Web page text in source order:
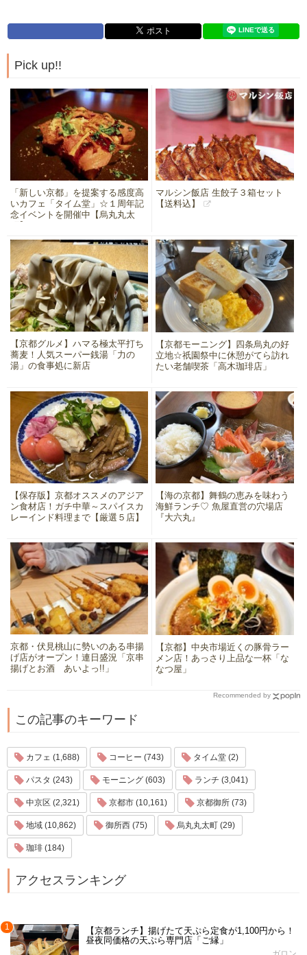
Pick up!!
「新しい京都」を提案する感度高
いカフェ「タイム堂」☆１周年記
念イベントを開催中【烏丸丸太
町】
マルシン飯店 生餃子３箱セット
【送料込】
【京都グルメ】ハマる極太平打ち
蕎麦！人気スーパー銭湯「力の
湯」の食事処に新店
【京都モーニング】四条烏丸の好
立地☆祇園祭中に休憩がてら訪れ
たい老舗喫茶「高木珈琲店」
【保存版】京都オススメのアジア
ン食材店！ガチ中華～スパイスカ
レーインド料理まで【厳選５店】
【海の京都】舞鶴の恵みを味わう
海鮮ランチ♡ 魚屋直営の穴場店
『大六丸』
京都・伏見桃山に勢いのある串揚
げ店がオープン！連日盛況「京串
揚げとお酒 あいよっ!!」
【京都】中央市場近くの豚骨ラー
メン店！あっさり上品な一杯「な
なつ屋」
Recommended by
この記事のキーワード
カフェ (1,688) コーヒー (743) タイム堂 (2)
パスタ (243) モーニング (603) ランチ (3,041)
中京区 (2,321) 京都市 (10,161) 京都御所 (73)
地域 (10,862) 御所西 (75) 烏丸丸太町 (29)
珈琲 (184)
アクセスランキング
1
【京都ランチ】揚げたて天ぷら定食が1,100円から！
昼夜同価格の天ぷら専門店「ご縁」